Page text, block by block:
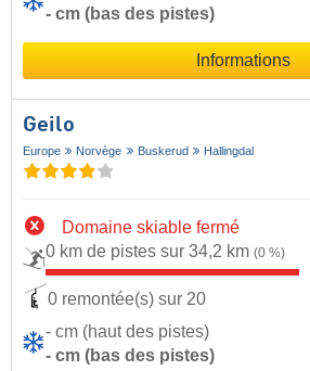
- cm (bas des pistes)
Informations
Geilo
Europe Norvège Buskerud Hallingdal
Domaine skiable fermé
0 km de pistes sur 34,2 km (0 %)
0 remontée(s) sur 20
- cm (haut des pistes)
- cm (bas des pistes)